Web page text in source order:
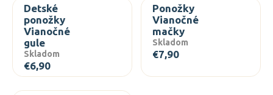
Detské
ponožky
Vianočné
gule
Skladom
€6,90
Ponožky
Vianočné
mačky
Skladom
€7,90
s